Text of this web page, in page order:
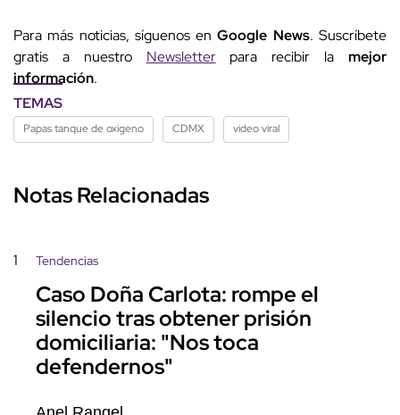
Para más noticias, síguenos enGoogle News. Suscríbete
gratis a nuestro Newsletterpara recibir lamejor
información.
TEMAS
Papas tanque de oxigeno CDMX video viral
Notas Relacionadas
1 Tendencias
Caso Doña Carlota: rompe el
silencio tras obtener prisión
domiciliaria: "Nos toca
defendernos"